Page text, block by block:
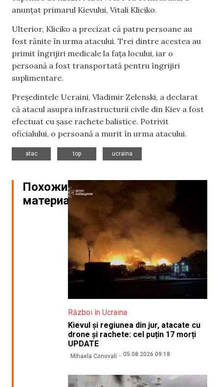
anunțat primarul Kievului, Vitali Kliciko.
Ulterior, Kliciko a precizat că patru persoane au
fost rănite în urma atacului. Trei dintre acestea au
primit îngrijiri medicale la fața locului, iar o
persoană a fost transportată pentru îngrijiri
suplimentare.
Președintele Ucraini, Vladimir Zelenski, a declarat
că atacul asupra infrastructurii civile din Kiev a fost
efectuat cu șase rachete balistice. Potrivit
oficialului, o persoană a murit în urma atacului.
atac
top
ucraina
Похожие
материалы
Război în Ucraina
Kievul și regiunea din jur, atacate cu
drone și rachete: cel puțin 17 morți
UPDATE
Mihaela Conovali 05.08.2026 09:18